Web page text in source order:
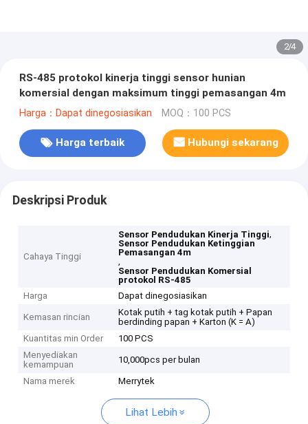
2/4
RS-485 protokol kinerja tinggi sensor hunian
komersial dengan maksimum tinggi pemasangan 4m
Harga：Dapat dinegosiasikan MOQ：100 PCS
Harga terbaik Hubungi sekarang
Deskripsi Produk
Cahaya Tinggi
Sensor Pendudukan Kinerja Tinggi,
Sensor Pendudukan Ketinggian
Pemasangan 4m
,
Sensor Pendudukan Komersial
protokol RS-485
Harga
Dapat dinegosiasikan
Kemasan rincian
Kotak putih + tag kotak putih + Papan
berdinding papan + Karton (K = A)
Kuantitas min Order
100 PCS
Menyediakan
kemampuan
10,000pcs per bulan
Nama merek Merrytek
Lihat Lebih